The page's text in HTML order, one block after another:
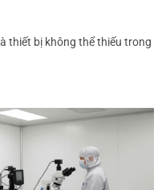
thiết bị không thể thiếu trong